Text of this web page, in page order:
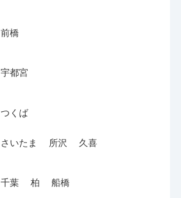
前橋
宇都宮
つくば
さいたま 所沢 久喜
千葉 柏 船橋